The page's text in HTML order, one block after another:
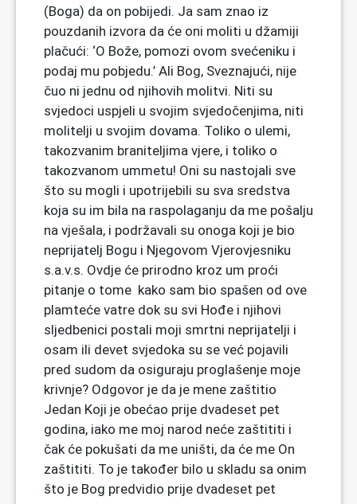
(Boga) da on pobijedi. Ja sam znao iz
pouzdanih izvora da će oni moliti u džamiji
plačući: ‘O Bože, pomozi ovom svećeniku i
podaj mu pobjedu.’ Ali Bog, Sveznajući, nije
čuo ni jednu od njihovih molitvi. Niti su
svjedoci uspjeli u svojim svjedočenjima, niti
molitelji u svojim dovama. Toliko o ulemi,
takozvanim braniteljima vjere, i toliko o
takozvanom ummetu! Oni su nastojali sve
što su mogli i upotrijebili su sva sredstva
koja su im bila na raspolaganju da me pošalju
na vješala, i podržavali su onoga koji je bio
neprijatelj Bogu i Njegovom Vjerovjesniku
s.a.v.s. Ovdje će prirodno kroz um proći
pitanje o tome kako sam bio spašen od ove
plamteće vatre dok su svi Hođe i njihovi
sljedbenici postali moji smrtni neprijatelji i
osam ili devet svjedoka su se već pojavili
pred sudom da osiguraju proglašenje moje
krivnje? Odgovor je da je mene zaštitio
Jedan Koji je obećao prije dvadeset pet
godina, iako me moj narod neće zaštititi i
čak će pokušati da me uništi, da će me On
zaštititi. To je također bilo u skladu sa onim
što je Bog predvidio prije dvadeset pet